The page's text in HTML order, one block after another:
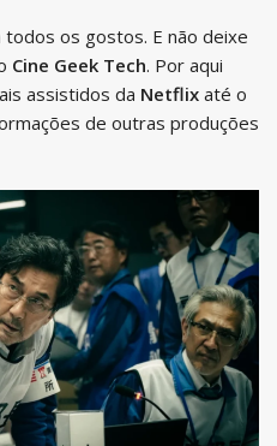
os gostos. E não deixe
Cine Geek Tech. Por aqui
assistidos da Netflix até o
de outras produções